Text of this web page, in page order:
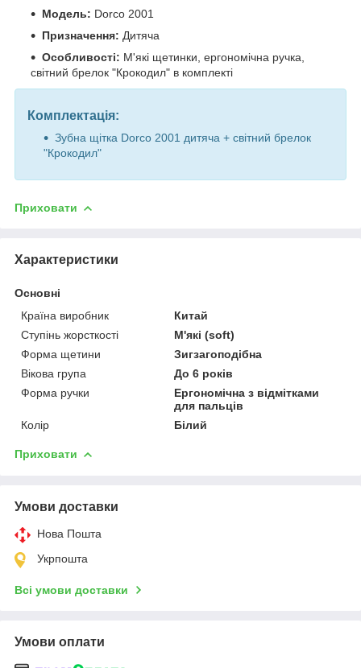
Модель: Dorco 2001
Призначення: Дитяча
Особливості: М'які щетинки, ергономічна ручка,
світний брелок "Крокодил" в комплекті
Комплектація:
Зубна щітка Dorco 2001 дитяча + світний брелок
"Крокодил"
Приховати
Характеристики
Основні
Країна виробник
Китай
Ступінь жорсткості
М'які (soft)
Форма щетини
Зигзагоподібна
Вікова група
До 6 років
Форма ручки
Ергономічна з відмітками
для пальців
Колір
Білий
Приховати
Умови доставки
Нова Пошта
Укрпошта
Всі умови доставки
Умови оплати